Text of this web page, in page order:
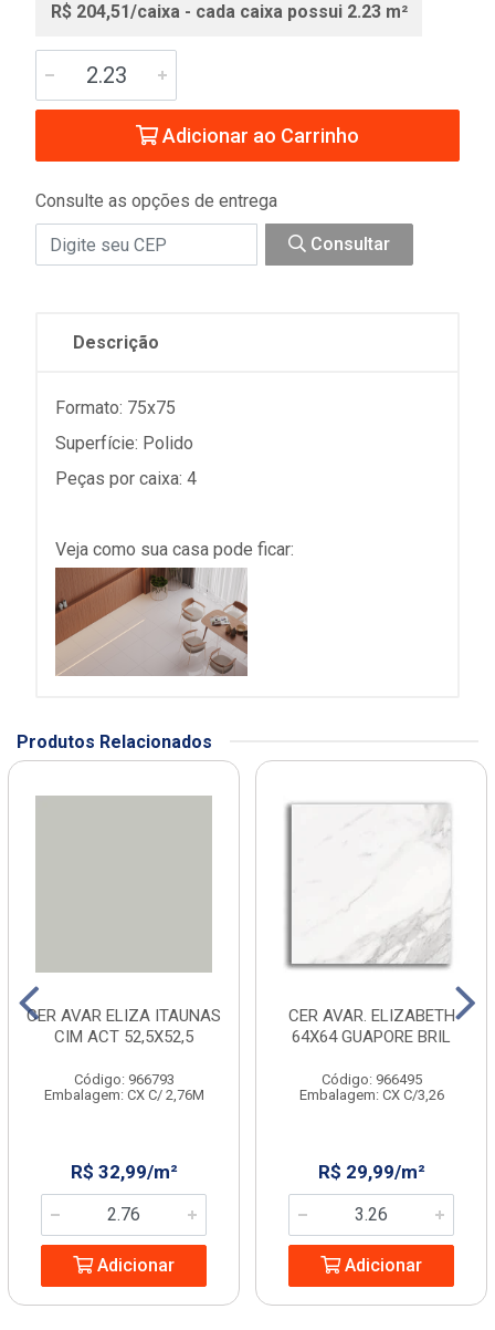
R$ 204,51/caixa - cada caixa possui 2.23 m²
Adicionar ao Carrinho
Consulte as opções de entrega
Consultar
Descrição
Formato: 75x75
Superfície: Polido
Peças por caixa: 4
Veja como sua casa pode ficar:
Produtos Relacionados
CER AVAR ELIZA ITAUNAS
CIM ACT 52,5X52,5
Código: 966793
Embalagem: CX C/ 2,76M
R$ 32,99/m²
Adicionar
CER AVAR. ELIZABETH
64X64 GUAPORE BRIL
Código: 966495
Embalagem: CX C/3,26
R$ 29,99/m²
Adicionar